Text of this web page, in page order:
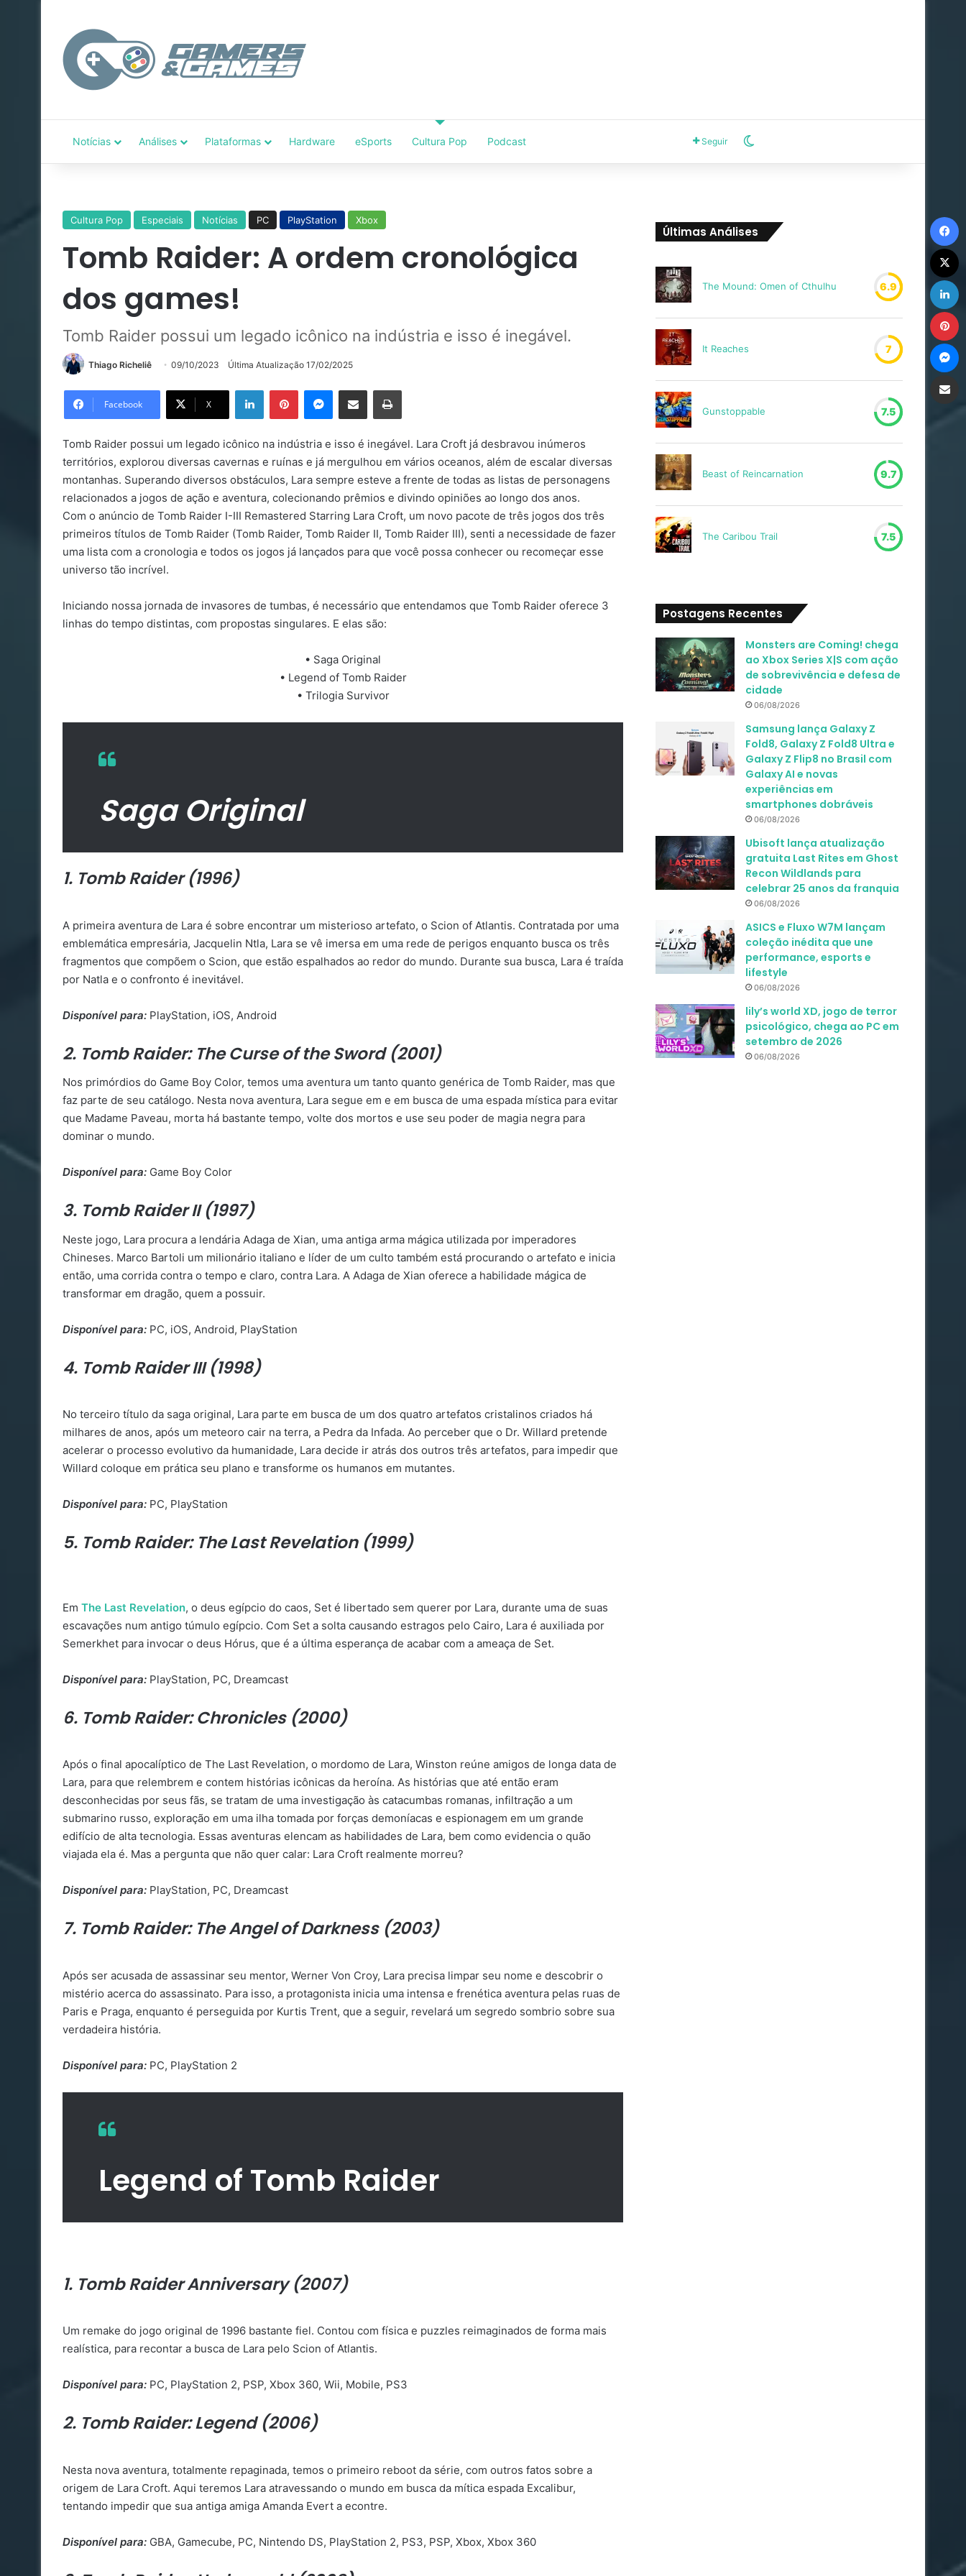
Notícias Análises Plataformas Hardware eSports Cultura Pop Podcast Seguir
Cultura Pop Especiais Notícias PC PlayStation Xbox
Tomb Raider: A ordem cronológica
dos games!
Tomb Raider possui um legado icônico na indústria e isso é inegável.
Thiago Richeliê 09/10/2023 Última Atualização 17/02/2025
Facebook X
LinkedinPinterestMessenger
Compartilhar via e-mail Imprimir
Tomb Raider possui um legado icônico na indústria e isso é inegável. Lara Croft já desbravou inúmeros
territórios, explorou diversas cavernas e ruínas e já mergulhou em vários oceanos, além de escalar diversas
montanhas. Superando diversos obstáculos, Lara sempre esteve a frente de todas as listas de personagens
relacionados a jogos de ação e aventura, colecionando prêmios e divindo opiniões ao longo dos anos.
Com o anúncio de Tomb Raider I-III Remastered Starring Lara Croft, um novo pacote de três jogos dos três
primeiros títulos de Tomb Raider (Tomb Raider, Tomb Raider II, Tomb Raider III), senti a necessidade de fazer
uma lista com a cronologia e todos os jogos já lançados para que você possa conhecer ou recomeçar esse
universo tão incrível.
Iniciando nossa jornada de invasores de tumbas, é necessário que entendamos que Tomb Raider oferece 3
linhas do tempo distintas, com propostas singulares. E elas são:
• Saga Original
• Legend of Tomb Raider
• Trilogia Survivor
Saga Original
1. Tomb Raider (1996)
A primeira aventura de Lara é sobre encontrar um misterioso artefato, o Scion of Atlantis. Contratada por uma
emblemática empresária, Jacquelin Ntla, Lara se vê imersa em uma rede de perigos enquanto busca os três
fragmentos que compõem o Scion, que estão espalhados ao redor do mundo. Durante sua busca, Lara é traída
por Natla e o confronto é inevitável.
Disponível para: PlayStation, iOS, Android
2. Tomb Raider: The Curse of the Sword (2001)
Nos primórdios do Game Boy Color, temos uma aventura um tanto quanto genérica de Tomb Raider, mas que
faz parte de seu catálogo. Nesta nova aventura, Lara segue em e em busca de uma espada mística para evitar
que Madame Paveau, morta há bastante tempo, volte dos mortos e use seu poder de magia negra para
dominar o mundo.
Disponível para: Game Boy Color
3. Tomb Raider II (1997)
Neste jogo, Lara procura a lendária Adaga de Xian, uma antiga arma mágica utilizada por imperadores
Chineses. Marco Bartoli um milionário italiano e líder de um culto também está procurando o artefato e inicia
então, uma corrida contra o tempo e claro, contra Lara. A Adaga de Xian oferece a habilidade mágica de
transformar em dragão, quem a possuir.
Disponível para: PC, iOS, Android, PlayStation
4. Tomb Raider III (1998)
No terceiro título da saga original, Lara parte em busca de um dos quatro artefatos cristalinos criados há
milhares de anos, após um meteoro cair na terra, a Pedra da Infada. Ao perceber que o Dr. Willard pretende
acelerar o processo evolutivo da humanidade, Lara decide ir atrás dos outros três artefatos, para impedir que
Willard coloque em prática seu plano e transforme os humanos em mutantes.
Disponível para: PC, PlayStation
5. Tomb Raider: The Last Revelation (1999)
Em The Last Revelation, o deus egípcio do caos, Set é libertado sem querer por Lara, durante uma de suas
escavações num antigo túmulo egípcio. Com Set a solta causando estragos pelo Cairo, Lara é auxiliada por
Semerkhet para invocar o deus Hórus, que é a última esperança de acabar com a ameaça de Set.
Disponível para: PlayStation, PC, Dreamcast
6. Tomb Raider: Chronicles (2000)
Após o final apocalíptico de The Last Revelation, o mordomo de Lara, Winston reúne amigos de longa data de
Lara, para que relembrem e contem histórias icônicas da heroína. As histórias que até então eram
desconhecidas por seus fãs, se tratam de uma investigação às catacumbas romanas, infiltração a um
submarino russo, exploração em uma ilha tomada por forças demoníacas e espionagem em um grande
edifício de alta tecnologia. Essas aventuras elencam as habilidades de Lara, bem como evidencia o quão
viajada ela é. Mas a pergunta que não quer calar: Lara Croft realmente morreu?
Disponível para: PlayStation, PC, Dreamcast
7. Tomb Raider: The Angel of Darkness (2003)
Após ser acusada de assassinar seu mentor, Werner Von Croy, Lara precisa limpar seu nome e descobrir o
mistério acerca do assassinato. Para isso, a protagonista inicia uma intensa e frenética aventura pelas ruas de
Paris e Praga, enquanto é perseguida por Kurtis Trent, que a seguir, revelará um segredo sombrio sobre sua
verdadeira história.
Disponível para: PC, PlayStation 2
Legend of Tomb Raider
1. Tomb Raider Anniversary (2007)
Um remake do jogo original de 1996 bastante fiel. Contou com física e puzzles reimaginados de forma mais
realística, para recontar a busca de Lara pelo Scion of Atlantis.
Disponível para: PC, PlayStation 2, PSP, Xbox 360, Wii, Mobile, PS3
2. Tomb Raider: Legend (2006)
Nesta nova aventura, totalmente repaginada, temos o primeiro reboot da série, com outros fatos sobre a
origem de Lara Croft. Aqui teremos Lara atravessando o mundo em busca da mítica espada Excalibur,
tentando impedir que sua antiga amiga Amanda Evert a econtre.
Disponível para: GBA, Gamecube, PC, Nintendo DS, PlayStation 2, PS3, PSP, Xbox, Xbox 360
Últimas Análises
The Mound: Omen of Cthulhu 6.9
It Reaches 7
Gunstoppable 7.5
Beast of Reincarnation 9.7
The Caribou Trail 7.5
Postagens Recentes
Monsters are Coming! chega
ao Xbox Series X|S com ação
de sobrevivência e defesa de
cidade
06/08/2026
Samsung lança Galaxy Z
Fold8, Galaxy Z Fold8 Ultra e
Galaxy Z Flip8 no Brasil com
Galaxy AI e novas
experiências em
smartphones dobráveis
06/08/2026
Ubisoft lança atualização
gratuita Last Rites em Ghost
Recon Wildlands para
celebrar 25 anos da franquia
06/08/2026
ASICS e Fluxo W7M lançam
coleção inédita que une
performance, esports e
lifestyle
06/08/2026
lily’s world XD, jogo de terror
psicológico, chega ao PC em
setembro de 2026
06/08/2026